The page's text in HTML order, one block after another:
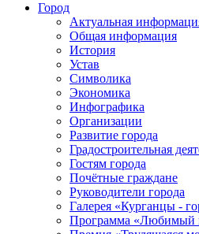
Город
Актуальная
Общая информация
История
Устав
Символика
Экономика
Инфографика
Организации
Развитие города
Градостроительная
Гостям города
Почётные граждане
Руководители города
Галерея «Курганцы -
Программа «Любимый